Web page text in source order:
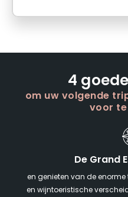
4
om uw volgende
voor
De Grand
en genieten van de
en wijntoeristische